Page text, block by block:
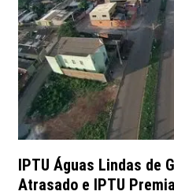
IPTU Águas Lindas de
Atrasado e IPTU